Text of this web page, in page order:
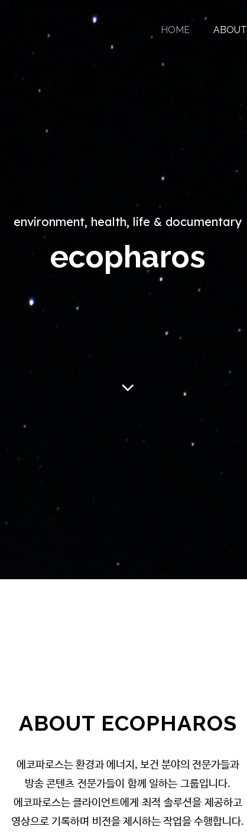
HOME ABOUT
environment, health, life & documentary
ecopharos
ABOUT ECOPHAROS
에코파로스는 환경과 에너지, 보건 분야의 전문가들과
방송 콘텐츠 전문가들이 함께 일하는 그룹입니다.
에코파로스는 클라이언트에게 최적 솔루션을 제공하고
영상으로 기록하며 비전을 제시하는 작업을 수행합니다.